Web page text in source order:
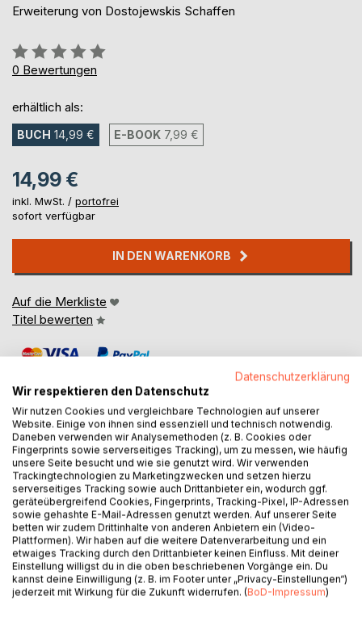
Erweiterung von Dostojewskis Schaffen
Bewertung::
0%
0 Bewertungen
erhältlich als:
BUCH 14,99 € E-BOOK 7,99 €
14,99 €
inkl. MwSt. / portofrei
sofort verfügbar
IN DEN WARENKORB
Auf die Merkliste
Titel bewerten
BESCHREIBUNG
Die Freiheit ist süßer als Brot,
schöner als die Sonne // 1862
In dieser Fassung stehen
Dostojewskis Erzählungen
auf der Stufe seiner großen
Romane, teilweise sogar noch
Datenschutzerklärung
Wir respektieren den Datenschutz
Wir nutzen Cookies und vergleichbare Technologien auf unserer
Website. Einige von ihnen sind essenziell und technisch notwendig.
Daneben verwenden wir Analysemethoden (z. B. Cookies oder
Fingerprints sowie serverseitiges Tracking), um zu messen, wie häufig
unsere Seite besucht und wie sie genutzt wird. Wir verwenden
Trackingtechnologien zu Marketingzwecken und setzen hierzu
serverseitiges Tracking sowie auch Drittanbieter ein, wodurch ggf.
geräteübergreifend Cookies, Fingerprints, Tracking-Pixel, IP-Adressen
sowie gehashte E-Mail-Adressen genutzt werden. Auf unserer Seite
betten wir zudem Drittinhalte von anderen Anbietern ein (Video-
Plattformen). Wir haben auf die weitere Datenverarbeitung und ein
etwaiges Tracking durch den Drittanbieter keinen Einfluss. Mit deiner
Einstellung willigst du in die oben beschriebenen Vorgänge ein. Du
kannst deine Einwilligung (z. B. im Footer unter „Privacy-Einstellungen“)
jederzeit mit Wirkung für die Zukunft widerrufen. (BoD-Impressum)